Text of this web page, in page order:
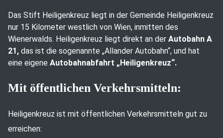
Das Stift Heiligenkreuz liegt in der Gemeinde Heiligenkreuz
nur 15 Kilometer westlich von Wien, inmitten des
Wienerwalds. Heiligenkreuz liegt direkt an der Autobahn A
21, das ist die sogenannte „Allander Autobahn“, und hat
eine eigene Autobahnabfahrt „Heiligenkreuz“.
Mit öffentlichen Verkehrsmitteln:
Heiligenkreuz ist mit öffentlichen Verkehrsmitteln gut zu
erreichen: